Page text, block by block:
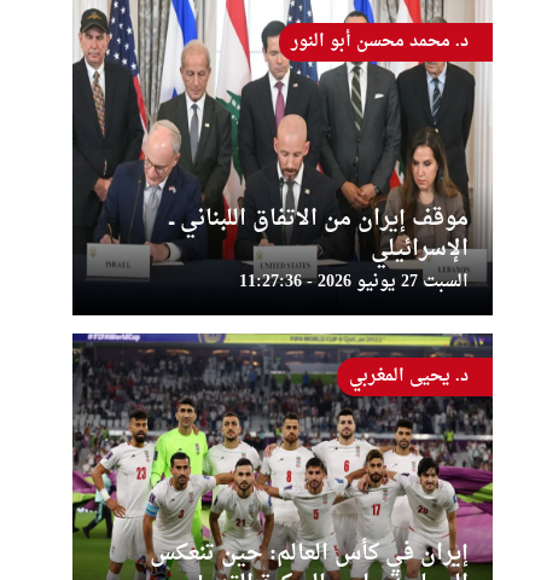
موقف إيران من الاتفاق اللبناني ــ
الإسرائيلي
السبت 27 يونيو 2026 - 11:27:36
د. محمد محسن أبو النور
إيران في كأس العالم: حين تنعكس
د. يحيى المغربي